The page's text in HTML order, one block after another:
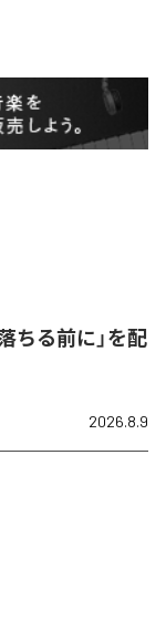
ちる前に」を配
2026.8.9